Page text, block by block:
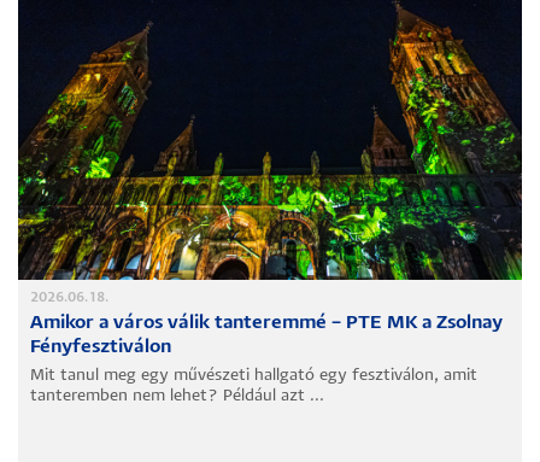
2026.06.18.
Amikor a város válik tanteremmé – PTE MK a Zsolnay
Fényfesztiválon
Mit tanul meg egy művészeti hallgató egy fesztiválon, amit
tanteremben nem lehet? Például azt ...